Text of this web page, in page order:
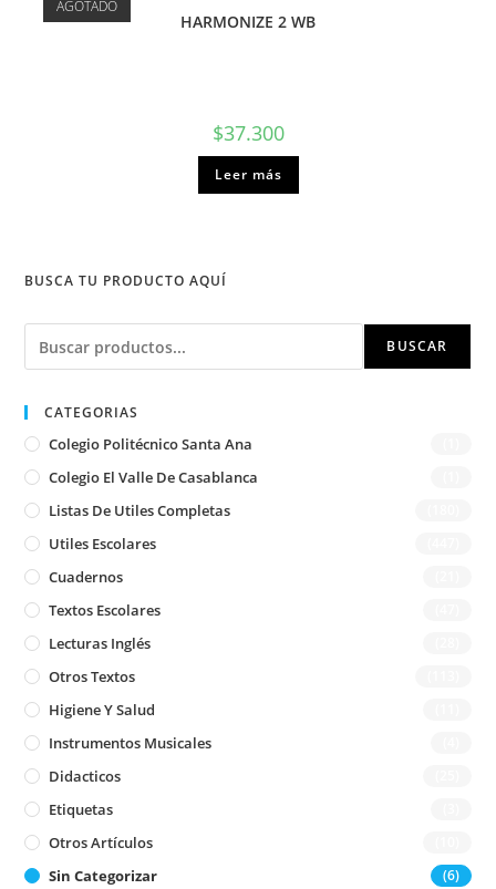
AGOTADO
HARMONIZE 2 WB
$37.300
Leer más
BUSCA TU PRODUCTO AQUÍ
Buscar BUSCAR
CATEGORIAS
Colegio Politécnico Santa Ana
Colegio El Valle De Casablanca
Listas De Utiles Completas
Utiles Escolares
Cuadernos
Textos Escolares
Lecturas Inglés
Otros Textos
Higiene Y Salud
Instrumentos Musicales
Didacticos
Etiquetas
Otros Artículos
Sin Categorizar (6)